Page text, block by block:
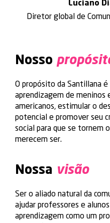
Luciano
Diretor global de
Nosso
O propósito da Santillana é
aprendizagem de meninos
americanos, estimular o
potencial e promover seu
social para que se tornem
merecem ser.
Nossa visão
Ser o aliado natural da
ajudar professores e
aprendizagem como um